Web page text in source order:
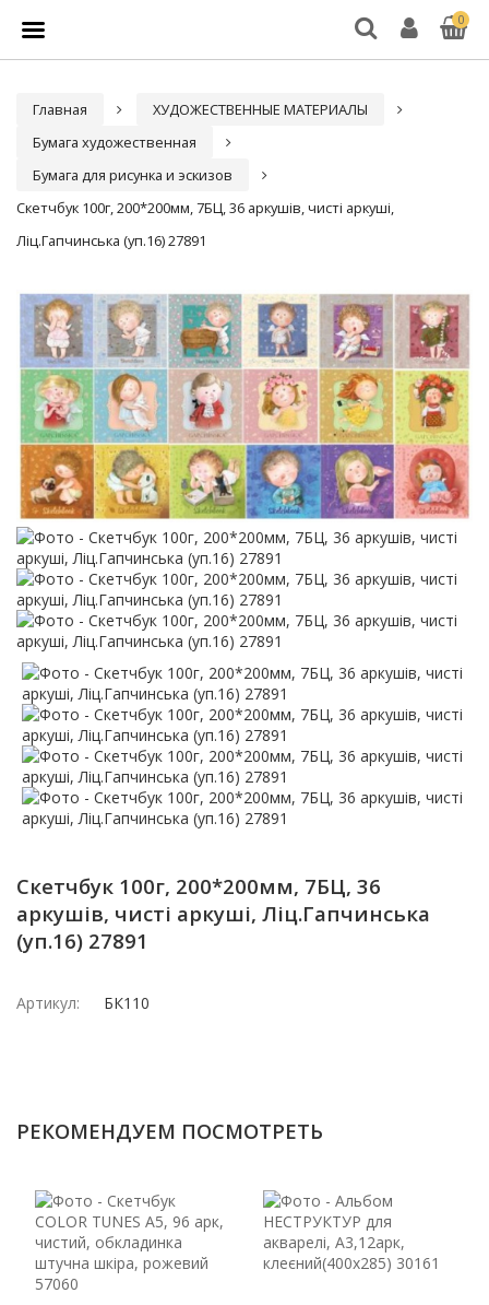
0
Главная
ХУДОЖЕСТВЕННЫЕ МАТЕРИАЛЫ
Бумага художественная
Бумага для рисунка и эскизов
Скетчбук 100г, 200*200мм, 7БЦ, 36 аркушів, чисті аркуші,
Ліц.Гапчинська (уп.16) 27891
Скетчбук 100г, 200*200мм, 7БЦ, 36
аркушів, чисті аркуші, Ліц.Гапчинська
(уп.16) 27891
Артикул: БК110
РЕКОМЕНДУЕМ ПОСМОТРЕТЬ